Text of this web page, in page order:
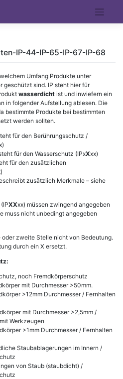
IP-44-IP-65-IP-67-IP-68
Umfang Produkte unter
geschützt sind. IP steht hier für
wasserdicht ist und inwiefern ein
in folgender Aufstellung ablesen. Die
bestimmte Produkte bei bestimmten
werden sollten.
für den Berührungsschutz /
für den Wasserschutz (IPxXxx)
für den zusätzlichen
zusätzlich Merkmale – siehe
XXxx) müssen zwingend angegeben
muss nicht unbedingt angegeben
zweite Stelle nicht von Bedeutung.
durch ein X ersetzt.
noch Fremdkörperschutz
mit Durchmesser >50mm.
>12mm Durchmesser / Fernhalten
mit Durchmesser >2,5mm /
Werkzeugen
>1mm Durchmesser / Fernhalten
Staubablagerungen im Innern /
von Staub (staubdicht) /